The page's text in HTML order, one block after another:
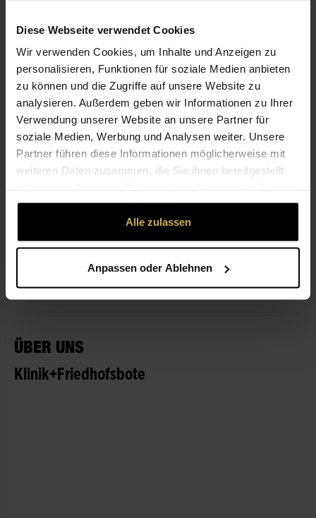
Diese Webseite verwendet Cookies
Wir verwenden Cookies, um Inhalte und Anzeigen zu
personalisieren, Funktionen für soziale Medien anbieten
zu können und die Zugriffe auf unsere Website zu
analysieren. Außerdem geben wir Informationen zu Ihrer
Verwendung unserer Website an unsere Partner für
soziale Medien, Werbung und Analysen weiter. Unsere
Partner führen diese Informationen möglicherweise mit
weiteren Daten zusammen, die Sie ihnen bereitgestellt
gesammelt haben.
Alle zulassen
Anpassen oder Ablehnen
KONTAKT
CITY-Fleur Blumenhandel
CITY-Fleur. Blumen Madeliefje
Rathausallee 16
53757 Sankt Augustin
02241-944 77 55
city-fleur@t-online.de
ÖFFNUNGSZEITEN
LEISTUNGEN
ÜBER UNS
Klinik+Friedhofsbote